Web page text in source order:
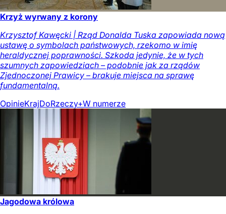
Krzyż wyrwany z korony
Krzysztof Kawęcki | Rząd Donalda Tuska zapowiada nową
ustawę o symbolach państwowych, rzekomo w imię
heraldycznej poprawności. Szkoda jedynie, że w tych
szumnych zapowiedziach – podobnie jak za rządów
Zjednoczonej Prawicy – brakuje miejsca na sprawę
fundamentalną.
OpinieKrajDoRzeczy+W numerze
Jagodowa królowa